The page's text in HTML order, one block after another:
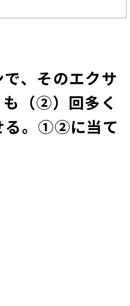
、そのエクサ
（②）回多く
る。①②に当て